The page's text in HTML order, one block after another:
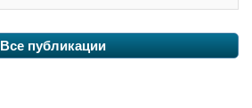
Все публикации